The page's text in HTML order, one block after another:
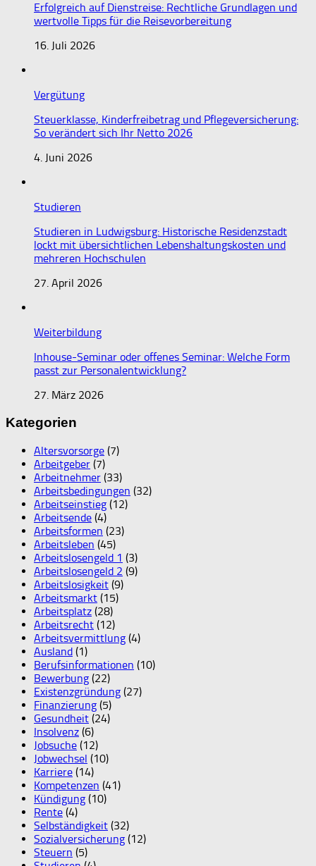
Erfolgreich auf Dienstreise: Rechtliche Grundlagen und
wertvolle Tipps für die Reisevorbereitung
16. Juli 2026
Vergütung
Steuerklasse, Kinderfreibetrag und Pflegeversicherung:
So verändert sich Ihr Netto 2026
4. Juni 2026
Studieren
Studieren in Ludwigsburg: Historische Residenzstadt
lockt mit übersichtlichen Lebenshaltungskosten und
mehreren Hochschulen
27. April 2026
Weiterbildung
Inhouse-Seminar oder offenes Seminar: Welche Form
passt zur Personalentwicklung?
27. März 2026
Kategorien
Altersvorsorge (7)
Arbeitgeber (7)
Arbeitnehmer (33)
Arbeitsbedingungen (32)
Arbeitseinstieg (12)
Arbeitsende (4)
Arbeitsformen (23)
Arbeitsleben (45)
Arbeitslosengeld 1 (3)
Arbeitslosengeld 2 (9)
Arbeitslosigkeit (9)
Arbeitsmarkt (15)
Arbeitsplatz (28)
Arbeitsrecht (12)
Arbeitsvermittlung (4)
Ausland (1)
Berufsinformationen (10)
Bewerbung (22)
Existenzgründung (27)
Finanzierung (5)
Gesundheit (24)
Insolvenz (6)
Jobsuche (12)
Jobwechsel (10)
Karriere (14)
Kompetenzen (41)
Kündigung (10)
Rente (4)
Selbständigkeit (32)
Sozialversicherung (12)
Steuern (5)